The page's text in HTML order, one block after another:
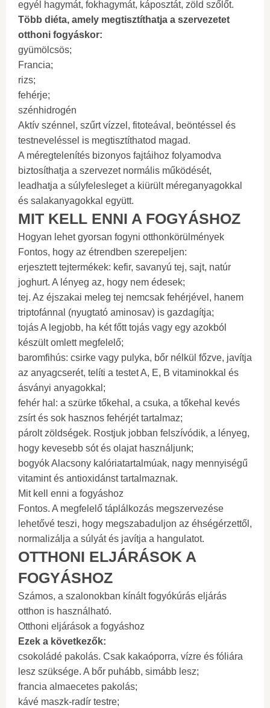
egyél hagymát, fokhagymát, káposztát, zöld szőlőt.
Több diéta, amely megtisztíthatja a szervezetet
otthoni fogyáskor:
gyümölcsös;
Francia;
rizs;
fehérje;
szénhidrogén
Aktív szénnel, szűrt vízzel, fitoteával, beöntéssel és
testneveléssel is megtisztíthatod magad.
A méregtelenítés bizonyos fajtáihoz folyamodva
biztosíthatja a szervezet normális működését,
leadhatja a súlyfelesleget a kiürült méreganyagokkal
és salakanyagokkal együtt.
MIT KELL ENNI A FOGYÁSHOZ
Hogyan lehet gyorsan fogyni otthonkörülmények
Fontos, hogy az étrendben szerepeljen:
erjesztett tejtermékek: kefir, savanyú tej, sajt, natúr
joghurt. A lényeg az, hogy nem édesek;
tej. Az éjszakai meleg tej nemcsak fehérjével, hanem
triptofánnal (nyugtató aminosav) is gazdagítja;
tojás A legjobb, ha két főtt tojás vagy egy azokból
készült omlett megfelelő;
baromfihús: csirke vagy pulyka, bőr nélkül főzve, javítja
az anyagcserét, telíti a testet A, E, B vitaminokkal és
ásványi anyagokkal;
fehér hal: a szürke tőkehal, a csuka, a tőkehal kevés
zsírt és sok hasznos fehérjét tartalmaz;
párolt zöldségek. Rostjuk jobban felszívódik, a lényeg,
hogy kevesebb sót és olajat használjunk;
bogyók Alacsony kalóriatartalmúak, nagy mennyiségű
vitamint és antioxidánst tartalmaznak.
Mit kell enni a fogyáshoz
Fontos. A megfelelő táplálkozás megszervezése
lehetővé teszi, hogy megszabaduljon az éhségérzettől,
normalizálja a súlyát és javítja a hangulatot.
OTTHONI ELJÁRÁSOK A
FOGYÁSHOZ
Számos, a szalonokban kínált fogyókúrás eljárás
otthon is használható.
Otthoni eljárások a fogyáshoz
Ezek a következők:
csokoládé pakolás. Csak kakaóporra, vízre és fóliára
lesz szüksége. A bőr puhább, simább lesz;
francia almaecetes pakolás;
kávé maszk-radír testre;